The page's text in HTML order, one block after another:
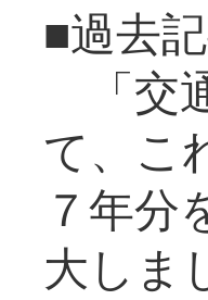
■過去
「交
て、こ
７年分
大